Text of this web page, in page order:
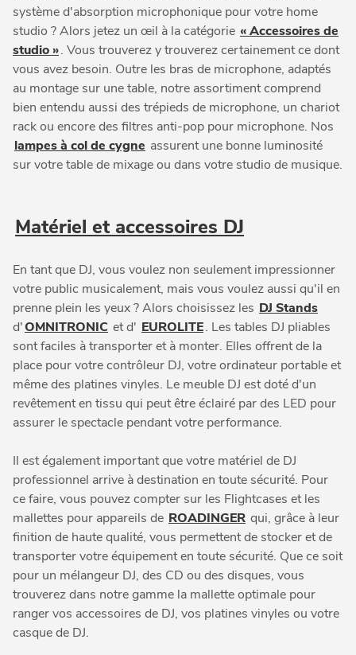
système d'absorption microphonique pour votre home
studio ? Alors jetez un œil à la catégorie « Accessoires de
studio ». Vous trouverez y trouverez certainement ce dont
vous avez besoin. Outre les bras de microphone, adaptés
au montage sur une table, notre assortiment comprend
bien entendu aussi des trépieds de microphone, un chariot
rack ou encore des filtres anti-pop pour microphone. Nos
lampes à col de cygne assurent une bonne luminosité
sur votre table de mixage ou dans votre studio de musique.
Matériel et accessoires DJ
En tant que DJ, vous voulez non seulement impressionner
votre public musicalement, mais vous voulez aussi qu'il en
prenne plein les yeux ? Alors choisissez les DJ Stands
d'OMNITRONIC et d' EUROLITE. Les tables DJ pliables
sont faciles à transporter et à monter. Elles offrent de la
place pour votre contrôleur DJ, votre ordinateur portable et
même des platines vinyles. Le meuble DJ est doté d'un
revêtement en tissu qui peut être éclairé par des LED pour
assurer le spectacle pendant votre performance.
Il est également important que votre matériel de DJ
professionnel arrive à destination en toute sécurité. Pour
ce faire, vous pouvez compter sur les Flightcases et les
mallettes pour appareils de ROADINGER qui, grâce à leur
finition de haute qualité, vous permettent de stocker et de
transporter votre équipement en toute sécurité. Que ce soit
pour un mélangeur DJ, des CD ou des disques, vous
trouverez dans notre gamme la mallette optimale pour
ranger vos accessoires de DJ, vos platines vinyles ou votre
casque de DJ.